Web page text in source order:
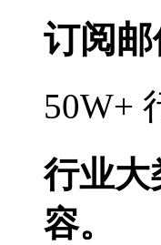
订阅邮
50W+
行业大
容。